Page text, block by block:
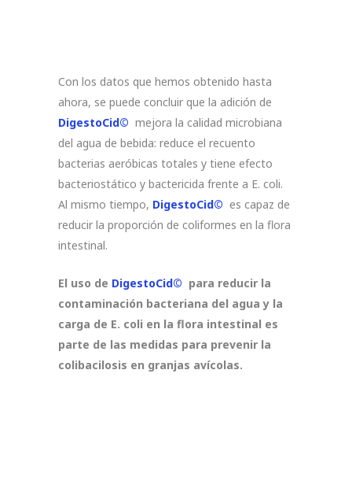
Con los datos que hemos obtenido hasta
ahora, se puede concluir que la adición de
DigestoCid© mejora la calidad microbiana
del agua de bebida: reduce el recuento
bacterias aeróbicas totales y tiene efecto
bacteriostático y bactericida frente a E. coli.
Al mismo tiempo, DigestoCid© es capaz de
reducir la proporción de coliformes en la flora
intestinal.
El uso de DigestoCid© para reducir la
contaminación bacteriana del agua y la
carga de E. coli en la flora intestinal es
parte de las medidas para prevenir la
colibacilosis en granjas avícolas.